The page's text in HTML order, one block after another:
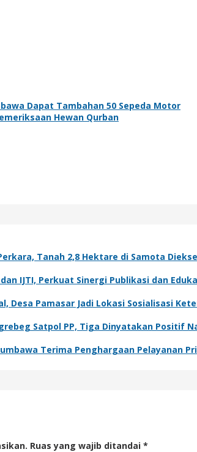
Dapat Tambahan 50 Sepeda Motor
Hewan Qurban
Tanah 2,8 Hektare di Samota
IJTI, Perkuat Sinergi Publikasi dan
Desa Pamasar Jadi Lokasi Sosialisasi
Satpol PP, Tiga Dinyatakan Positif
Terima Penghargaan Pelayanan
Ruas yang wajib ditandai *